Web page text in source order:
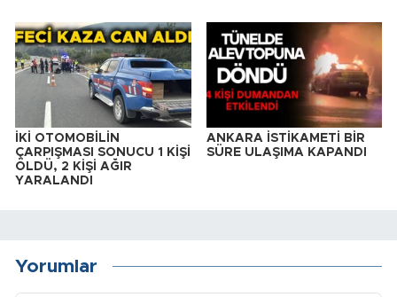
İKİ OTOMOBİLİN
ÇARPIŞMASI SONUCU 1 KİŞİ
ÖLDÜ, 2 KİŞİ AĞIR
YARALANDI
ANKARA İSTİKAMETİ BİR
SÜRE ULAŞIMA KAPANDI
Yorumlar